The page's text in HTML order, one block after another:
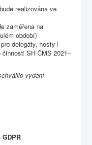
realizována ve
zaměřena na
období)
delegáty, hosty i
SH ČMS 2021–
vydání